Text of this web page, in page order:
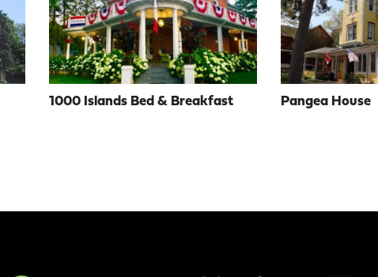
1000 Islands Bed & Breakfast Pangea House